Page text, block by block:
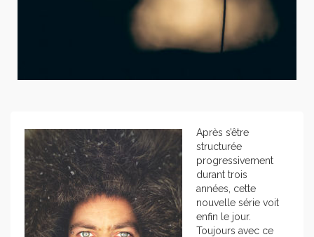
Après s’être
structurée
progressivement
durant trois
années, cette
nouvelle série voit
enfin le jour.
Toujours avec ce